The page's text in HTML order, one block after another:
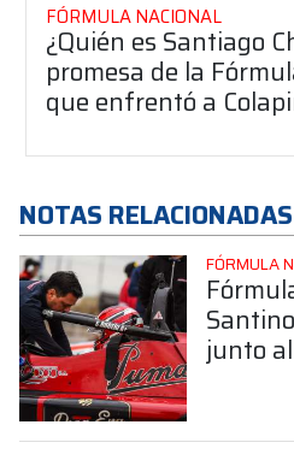
FÓRMULA NACIONAL
¿Quién es Santiago
promesa de la
que enfrentó a
NOTAS RELACIONADAS
FÓRMULA
junto